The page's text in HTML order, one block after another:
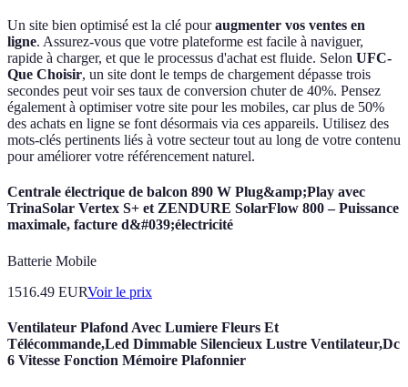
Un site bien optimisé est la clé pouraugmenter vos ventes en
ligne. Assurez-vous que votre plateforme est facile à naviguer,
rapide à charger, et que le processus d'achat est fluide. Selon UFC-
Que Choisir, un site dont le temps de chargement dépasse trois
secondes peut voir ses taux de conversion chuter de 40%. Pensez
également à optimiser votre site pour les mobiles, car plus de 50%
des achats en ligne se font désormais via ces appareils. Utilisez des
mots-clés pertinents liés à votre secteur tout au long de votre contenu
pour améliorer votre référencement naturel.
Centrale électrique de balcon 890 W Plug&amp;Play avec
TrinaSolar Vertex S+ et ZENDURE SolarFlow 800 – Puissance
maximale, facture d&#039;électricité
Batterie Mobile
1516.49 EURVoir le prix
Ventilateur Plafond Avec Lumiere Fleurs Et
Télécommande,Led Dimmable Silencieux Lustre Ventilateur,Dc
6 Vitesse Fonction Mémoire Plafonnier